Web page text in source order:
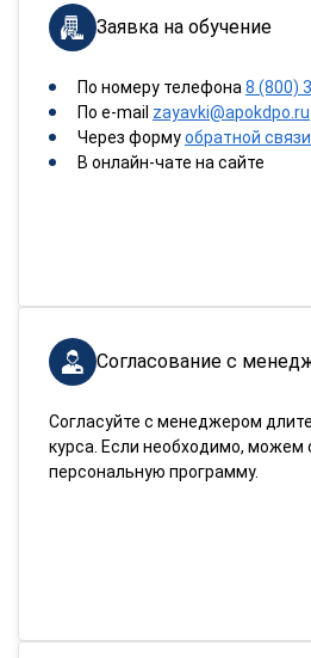
Заявка на обучение
По номеру телефона 8 (800)
По e-mail zayavki@apokdpo.ru
Через формуобратной связи
В онлайн-чате на сайте
Согласование с
Согласуйте с менеджером
курса. Если необходимо, можем
персональную программу.